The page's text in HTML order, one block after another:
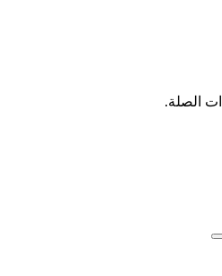
الصلة.